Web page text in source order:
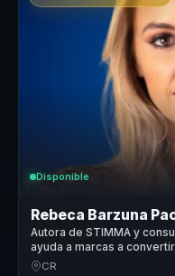
Disponible
Rebeca Barzuna
Autora de STIMMA y
ayuda a marcas a
posicionamiento y ventaja
CR